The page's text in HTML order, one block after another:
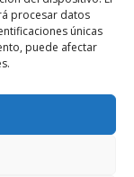
procesar datos
únicas
puede afectar